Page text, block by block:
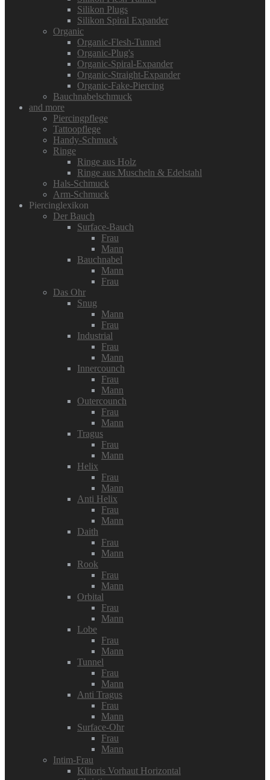
Silikon Plugs
Silikon Spiral Expander
Organic
Organic-Flesh-Tunnel
Organic-Plug's
Organic-Spiral-Expander
Organic-Straight-Expander
Organic-Fake-Piercing
Bauchnabelschmuck
and more
Piercingpflege
Tattoopflege
Handy-Schmuck
Ringe
Ringe aus Holz
Ringe aus Muscheln & Edelstahl
Hals-Schmuck
Arm-Schmuck
Piercinglexikon
Der Bauch
Surface-Bauch
Frau
Mann
Bauchnabel
Mann
Frau
Das Ohr
Snug
Mann
Frau
Industrial
Frau
Mann
Innercounch
Frau
Mann
Outercounch
Frau
Mann
Tragus
Frau
Mann
Helix
Frau
Mann
Anti Helix
Frau
Mann
Daith
Frau
Mann
Rook
Frau
Mann
Orbital
Frau
Mann
Lobe
Frau
Mann
Tunnel
Frau
Mann
Anti Tragus
Frau
Mann
Surface-Ohr
Frau
Mann
Intim-Frau
Klitoris Vorhaut Horizontal